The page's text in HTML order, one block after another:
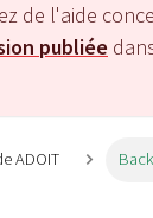
de l'aide
publiée
ADOIT